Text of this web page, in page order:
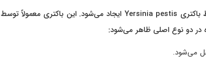
بیماری طاعون سیاه یا مرگ سیاه یک بیماری عفونی و واگیر است که توسط باکتری Yersinia pestis ایجاد می‌شود. این باکتری معمولاً توسط
در دو نوع اصلی ظاهر می‌شود:
می‌شود.